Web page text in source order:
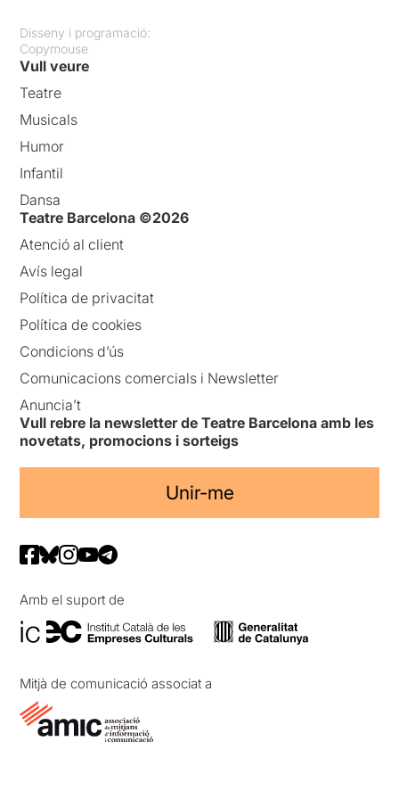
Disseny i programació:
Copymouse
Vull veure
Teatre
Musicals
Humor
Infantil
Dansa
Teatre Barcelona ©2026
Atenció al client
Avís legal
Política de privacitat
Política de cookies
Condicions d’ús
Comunicacions comercials i Newsletter
Anuncia’t
Vull rebre la newsletter de Teatre Barcelona amb les
novetats, promocions i sorteigs
Unir-me
Amb el suport de
Mitjà de comunicació associat a